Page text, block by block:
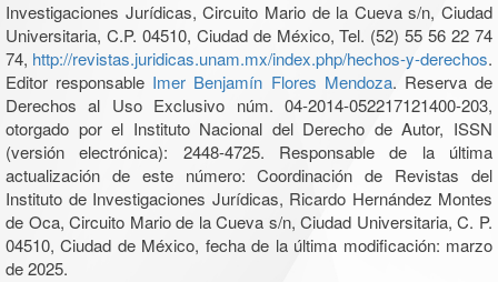
Investigaciones Jurídicas, Circuito Mario de la Cueva s/n, Ciudad
Universitaria, C.P. 04510, Ciudad de México, Tel. (52) 55 56 22 74
74, http://revistas.juridicas.unam.mx/index.php/hechos-y-derechos.
Editor responsable Imer Benjamín Flores Mendoza. Reserva de
Derechos al Uso Exclusivo núm. 04-2014-052217121400-203,
otorgado por el Instituto Nacional del Derecho de Autor, ISSN
(versión electrónica): 2448-4725. Responsable de la última
actualización de este número: Coordinación de Revistas del
Instituto de Investigaciones Jurídicas, Ricardo Hernández Montes
de Oca, Circuito Mario de la Cueva s/n, Ciudad Universitaria, C. P.
04510, Ciudad de México, fecha de la última modificación: marzo
de 2025.